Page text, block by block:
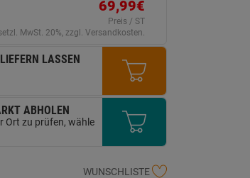
69,99€
Preis / ST
MwSt. 20%, zzgl. Versandkosten.
LASSEN
ABHOLEN
Ort zu prüfen, wähle
WUNSCHLISTE